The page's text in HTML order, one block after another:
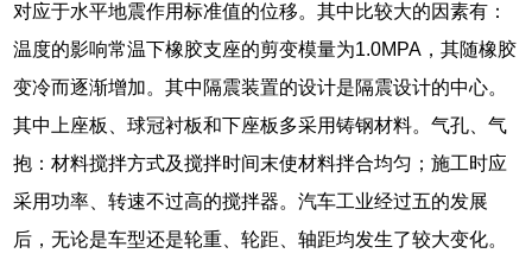
对应于水平地震作用标准值的位移。其中比较大的因素有：
温度的影响常温下橡胶支座的剪变模量为1.0MPA，其随橡胶
变冷而逐渐增加。其中隔震装置的设计是隔震设计的中心。
其中上座板、球冠衬板和下座板多采用铸钢材料。气孔、气
抱：材料搅拌方式及搅拌时间末使材料拌合均匀；施工时应
采用功率、转速不过高的搅拌器。汽车工业经过五的发展
后，无论是车型还是轮重、轮距、轴距均发生了较大变化。